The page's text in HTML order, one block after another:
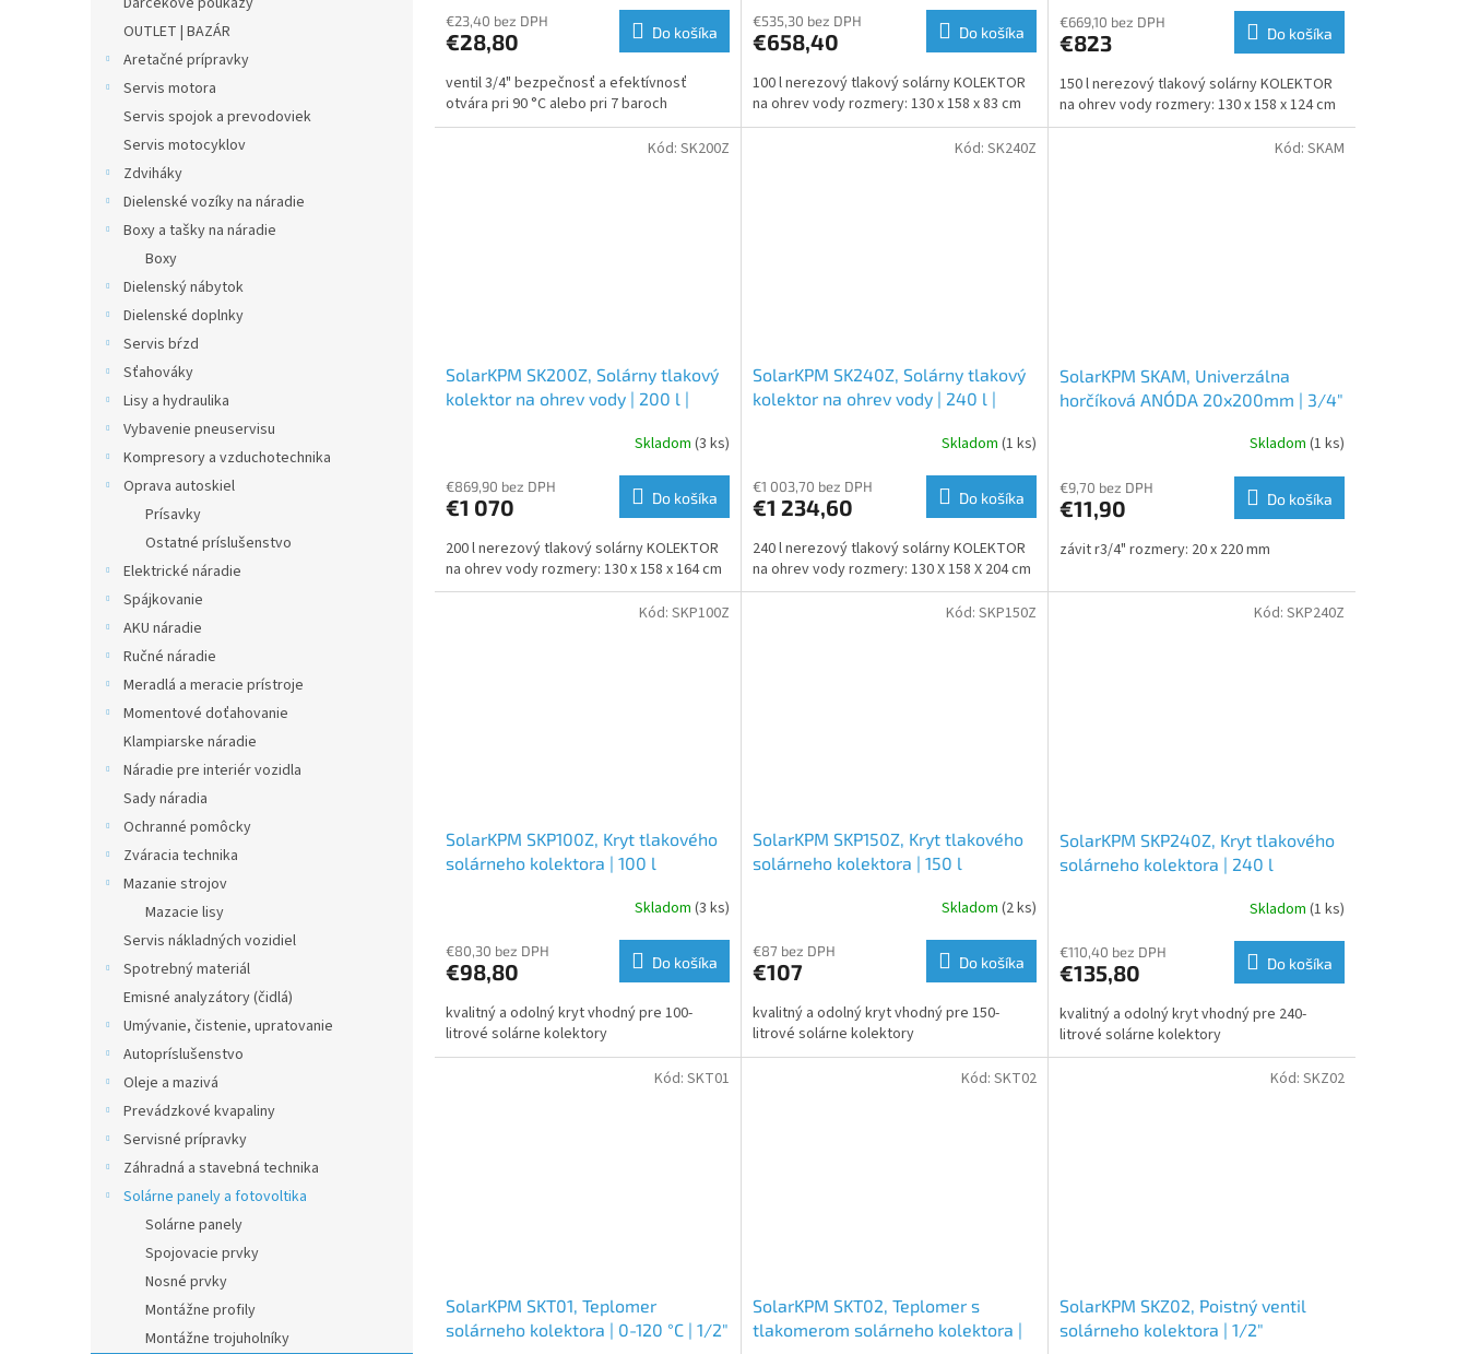
OUTLET | BAZÁR
Aretačné prípravky
Servis motora
Servis spojok a prevodoviek
Servis motocyklov
Zdviháky
Dielenské vozíky na náradie
Boxy a tašky na náradie
Boxy
Dielenský nábytok
Dielenské doplnky
Servis bŕzd
Sťahováky
Lisy a hydraulika
Vybavenie pneuservisu
Kompresory a vzduchotechnika
Oprava autoskiel
Prísavky
Ostatné príslušenstvo
Elektrické náradie
Spájkovanie
AKU náradie
Ručné náradie
Meradlá a meracie prístroje
Momentové doťahovanie
Klampiarske náradie
Náradie pre interiér vozidla
Sady náradia
Ochranné pomôcky
Zváracia technika
Mazanie strojov
Mazacie lisy
Servis nákladných vozidiel
Spotrebný materiál
Emisné analyzátory (čidlá)
Umývanie, čistenie, upratovanie
Autopríslušenstvo
Oleje a mazivá
Prevádzkové kvapaliny
Servisné prípravky
Záhradná a stavebná technika
Solárne panely a fotovoltika
Solárne panely
Spojovacie prvky
Nosné prvky
Montážne profily
Montážne trojuholníky
€23,40 bez DPH
€28,80 Do košíka
ventil 3/4" bezpečnosť a efektívnosť
otvára pri 90 °C alebo pri 7 baroch
€535,30 bez DPH
€658,40 Do košíka
100 l nerezový tlakový solárny KOLEKTOR
na ohrev vody rozmery: 130 x 158 x 83 cm
€669,10 bez DPH
€823 Do košíka
150 l nerezový tlakový solárny KOLEKTOR
na ohrev vody rozmery: 130 x 158 x 124 cm
SolarKPM SK200Z, Solárny tlakový
kolektor na ohrev vody | 200 l |
Skladom (3 ks)
€869,90 bez DPH
€1 070 Do košíka
200 l nerezový tlakový solárny KOLEKTOR
na ohrev vody rozmery: 130 x 158 x 164 cm
Kód: SK200Z
SolarKPM SK240Z, Solárny tlakový
kolektor na ohrev vody | 240 l |
Skladom (1 ks)
€1 003,70 bez DPH
€1 234,60 Do košíka
240 l nerezový tlakový solárny KOLEKTOR
na ohrev vody rozmery: 130 X 158 X 204 cm
Kód: SK240Z
SolarKPM SKAM, Univerzálna
horčíková ANÓDA 20x200mm | 3/4"
Skladom (1 ks)
€9,70 bez DPH
€11,90 Do košíka
závit r3/4" rozmery: 20 x 220 mm
Kód: SKAM
SolarKPM SKP100Z, Kryt tlakového
solárneho kolektora | 100 l
Skladom (3 ks)
€80,30 bez DPH
€98,80 Do košíka
kvalitný a odolný kryt vhodný pre 100-
litrové solárne kolektory
Kód: SKP100Z
SolarKPM SKP150Z, Kryt tlakového
solárneho kolektora | 150 l
Skladom (2 ks)
€87 bez DPH
€107 Do košíka
kvalitný a odolný kryt vhodný pre 150-
litrové solárne kolektory
Kód: SKP150Z
SolarKPM SKP240Z, Kryt tlakového
solárneho kolektora | 240 l
Skladom (1 ks)
€110,40 bez DPH
€135,80 Do košíka
kvalitný a odolný kryt vhodný pre 240-
litrové solárne kolektory
Kód: SKP240Z
SolarKPM SKT01, Teplomer
solárneho kolektora | 0-120 °C | 1/2"
Kód: SKT01
SolarKPM SKT02, Teplomer s
tlakomerom solárneho kolektora |
Kód: SKT02
SolarKPM SKZ02, Poistný ventil
solárneho kolektora | 1/2"
Kód: SKZ02